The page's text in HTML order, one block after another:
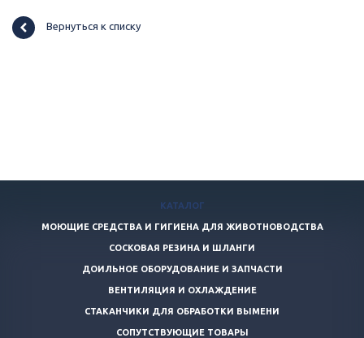
Вернуться к списку
КАТАЛОГ
МОЮЩИЕ СРЕДСТВА И ГИГИЕНА ДЛЯ ЖИВОТНОВОДСТВА
СОСКОВАЯ РЕЗИНА И ШЛАНГИ
ДОИЛЬНОЕ ОБОРУДОВАНИЕ И ЗАПЧАСТИ
ВЕНТИЛЯЦИЯ И ОХЛАЖДЕНИЕ
СТАКАНЧИКИ ДЛЯ ОБРАБОТКИ ВЫМЕНИ
СОПУТСТВУЮЩИЕ ТОВАРЫ